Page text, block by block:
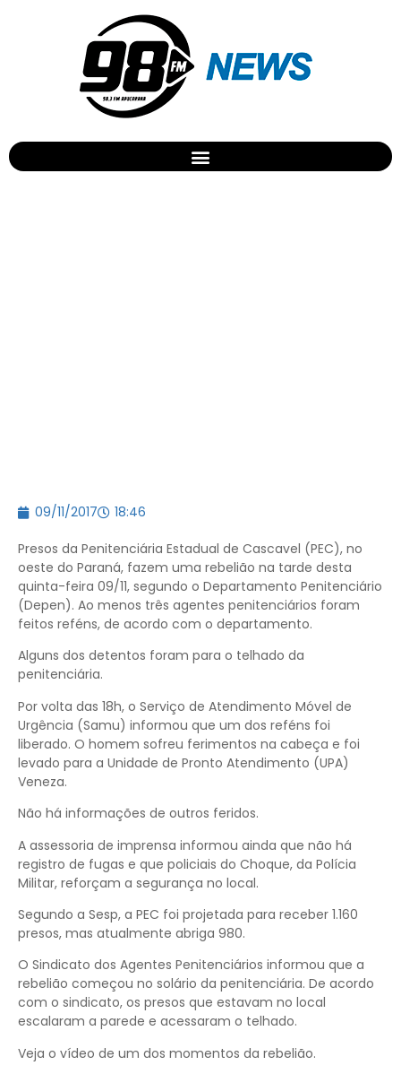
09/11/2017 18:46
Presos da Penitenciária Estadual de Cascavel (PEC), no
oeste do Paraná, fazem uma rebelião na tarde desta
quinta-feira 09/11, segundo o Departamento Penitenciário
(Depen). Ao menos três agentes penitenciários foram
feitos reféns, de acordo com o departamento.
Alguns dos detentos foram para o telhado da
penitenciária.
Por volta das 18h, o Serviço de Atendimento Móvel de
Urgência (Samu) informou que um dos reféns foi
liberado. O homem sofreu ferimentos na cabeça e foi
levado para a Unidade de Pronto Atendimento (UPA)
Veneza.
Não há informações de outros feridos.
A assessoria de imprensa informou ainda que não há
registro de fugas e que policiais do Choque, da Polícia
Militar, reforçam a segurança no local.
Segundo a Sesp, a PEC foi projetada para receber 1.160
presos, mas atualmente abriga 980.
O Sindicato dos Agentes Penitenciários informou que a
rebelião começou no solário da penitenciária. De acordo
com o sindicato, os presos que estavam no local
escalaram a parede e acessaram o telhado.
Veja o vídeo de um dos momentos da rebelião.